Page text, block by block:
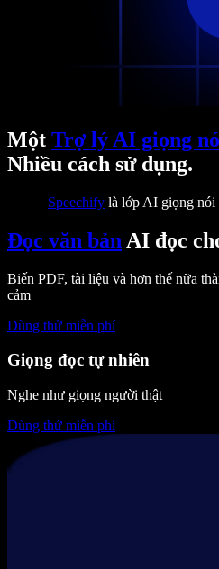
Một Trợ lý AI giọng
Nhiều cách sử dụng.
Speechify là lớp AI giọng nói
Đọc văn bản AI đọc
Biến PDF, tài liệu và hơn thế nữa
cảm
Dùng thử miễn phí
Giọng đọc tự nhiên
Nghe như giọng người thật
Dùng thử miễn phí